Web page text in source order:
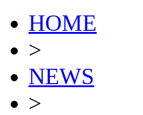
HOME
>
NEWS
>